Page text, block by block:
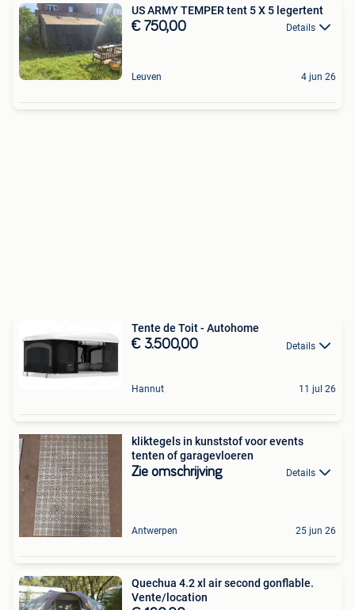
US ARMY TEMPER tent 5 X 5 legertent
€ 750,00 Details
Leuven 4 jun 26
Tente de Toit - Autohome
€ 3.500,00 Details
Hannut 11 jul 26
kliktegels in kunststof voor events
tenten of garagevloeren
Zie omschrijving Details
Antwerpen 25 jun 26
Quechua 4.2 xl air second gonflable.
Vente/location